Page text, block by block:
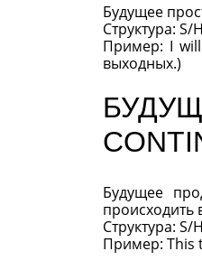
Будущее
Структура: S/
Пример: I
выходных.)
Будущее
Структура:
Пример: This